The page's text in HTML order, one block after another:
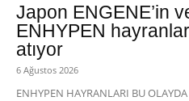
Japon ENGENE’in
ENHYPEN
atıyor
6 Ağustos 2026
ENHYPEN HAYRANLARI BU